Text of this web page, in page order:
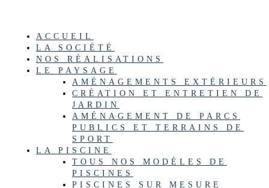
ACCUEIL
LA SOCIÉTÉ
NOS RÉALISATIONS
LE PAYSAGE
AMÉNAGEMENTS EXTÉRIEURS
CRÉATION ET ENTRETIEN DE
JARDIN
AMÉNAGEMENT DE PARCS
PUBLICS ET TERRAINS DE
SPORT
LA PISCINE
TOUS NOS MODÈLES DE
PISCINES
PISCINES SUR MESURE